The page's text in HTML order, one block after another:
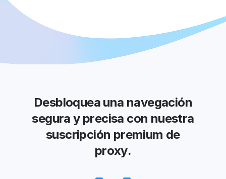
Desbloquea una navegación
segura y precisa con nuestra
suscripción premium de
proxy.